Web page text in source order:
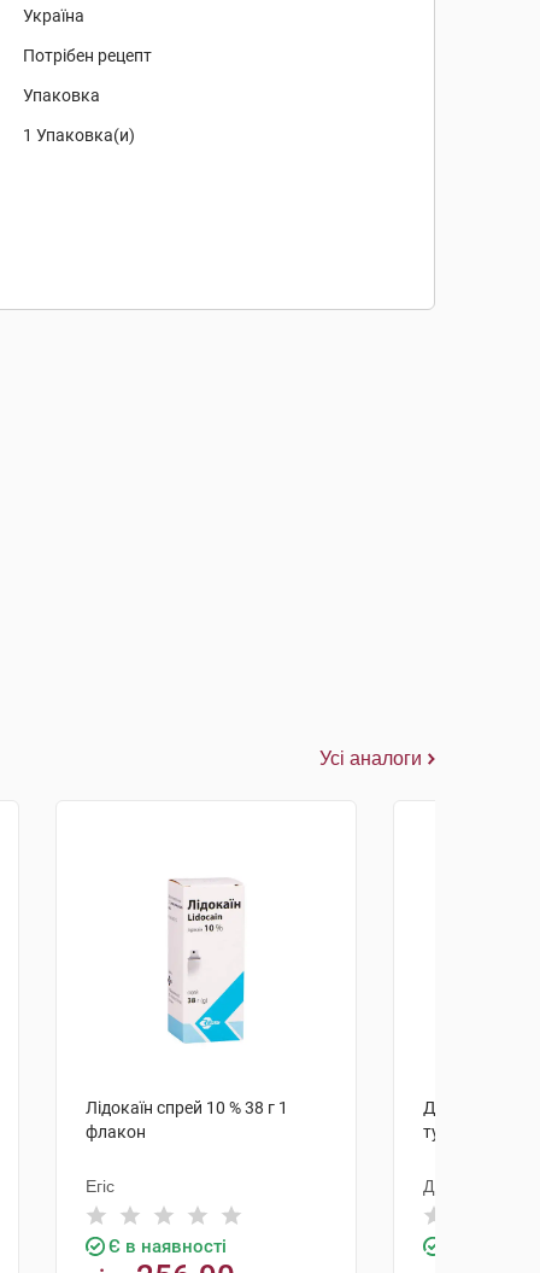
Україна
Потрібен рецепт
Упаковка
1 Упаковка(и)
Усі аналоги
Лідокаїн спрей 10 % 38 г 1
флакон
Егіс
Є в наявності
Ділатіл мазь
туба
ДКП